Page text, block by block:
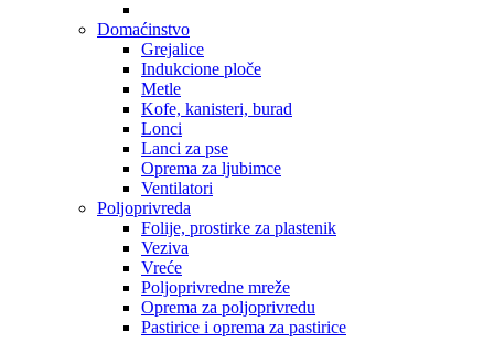
Domaćinstvo
Grejalice
Indukcione ploče
Metle
Kofe, kanisteri, burad
Lonci
Lanci za pse
Oprema za ljubimce
Ventilatori
Poljoprivreda
Folije, prostirke za plastenik
Veziva
Vreće
Poljoprivredne mreže
Oprema za poljoprivredu
Pastirice i oprema za pastirice